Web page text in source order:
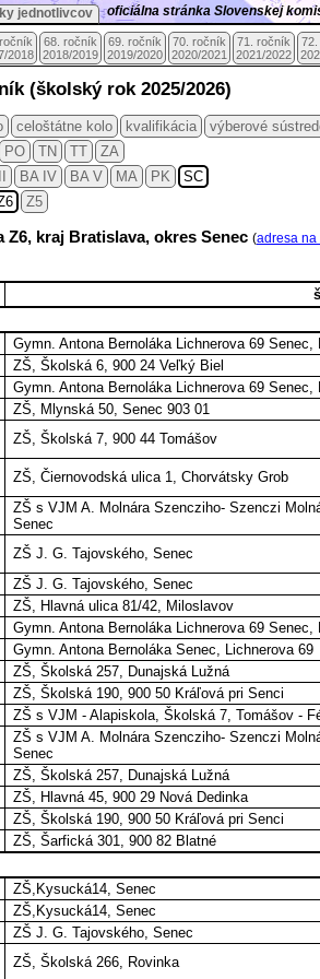
jednotlivcov oficiálna stránka Slovenskej
2018
68. ročník
2018/2019
69. ročník
2019/2020
70. ročník
2020/2021
71. ročník
2021/2022
(školský rok 2025/2026)
celoštátne kolo kvalifikácia výberové
PO TN TT
ZA
BA IV BA V MA PK
SC
Z5
Z6, kraj Bratislava, okres Senec (adresa
Gymn. Antona Bernoláka Lichnerova 69 Senec,
ZŠ, Školská 6, 900 24 Veľký Biel
Gymn. Antona Bernoláka Lichnerova 69 Senec,
ZŠ, Mlynská 50, Senec 903 01
ZŠ, Školská 7, 900 44 Tomášov
ZŠ, Čiernovodská ulica 1, Chorvátsky Grob
ZŠ s VJM A. Molnára Szencziho- Szenczi
Senec
ZŠ J. G. Tajovského, Senec
ZŠ J. G. Tajovského, Senec
ZŠ, Hlavná ulica 81/42, Miloslavov
Gymn. Antona Bernoláka Lichnerova 69 Senec,
Gymn. Antona Bernoláka Senec, Lichnerova 69
ZŠ, Školská 257, Dunajská Lužná
ZŠ, Školská 190, 900 50 Kráľová pri Senci
ZŠ s VJM - Alapiskola, Školská 7, Tomášov -
ZŠ s VJM A. Molnára Szencziho- Szenczi
Senec
ZŠ, Školská 257, Dunajská Lužná
ZŠ, Hlavná 45, 900 29 Nová Dedinka
ZŠ, Školská 190, 900 50 Kráľová pri Senci
ZŠ, Šarfická 301, 900 82 Blatné
ZŠ,Kysucká14, Senec
ZŠ,Kysucká14, Senec
ZŠ J. G. Tajovského, Senec
ZŠ, Školská 266, Rovinka